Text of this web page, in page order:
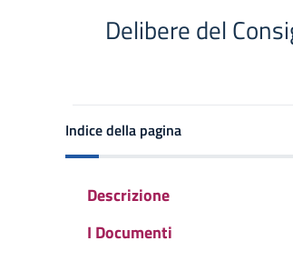
Delibere del
Indice della pagina
Descrizione
I Documenti